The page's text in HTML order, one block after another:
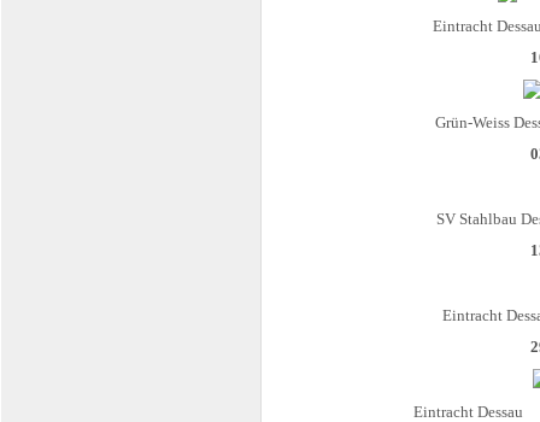
Eintracht
Grün-Weiss
SV Stahlbau
Eintracht
Eintracht Dessau